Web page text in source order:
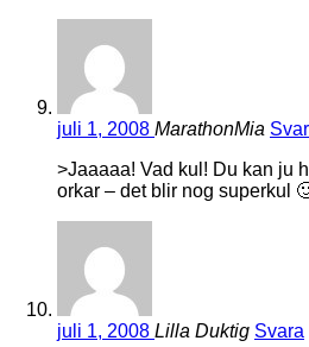
juli 1, 2008 MarathonMia
>Jaaaaa! Vad kul! Du kan ju
orkar – det blir nog superkul
juli 1, 2008 Lilla Duktig Svara